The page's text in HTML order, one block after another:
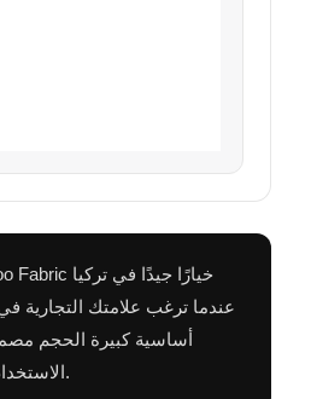
عندما ترغب علامتك التجارية
أساسية كبيرة الحجم
الاستخدام في السوق الأوروبية.